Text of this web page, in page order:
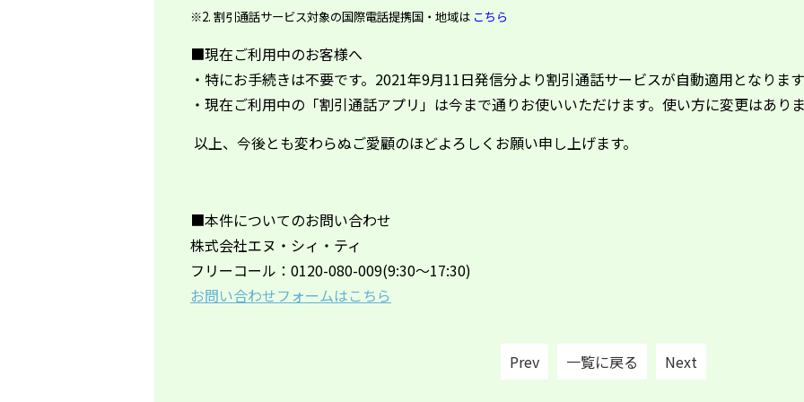
※2. 割引通話サービス対象の国際電話提携国・地域は こちら
■現在ご利用中のお客様へ
・特にお手続きは不要です。2021年9月11日発信分より割引通話サービスが自動適用となります
・現在ご利用中の「割引通話アプリ」は今まで通りお使いいただけます。使い方に変更はありま
以上、今後とも変わらぬご愛顧のほどよろしくお願い申し上げます。
■本件についてのお問い合わせ
株式会社エヌ・シィ・ティ
フリーコール： 0120-080-009(9:30～17:30)
お問い合わせフォームはこちら
Prev 一覧に戻る Next